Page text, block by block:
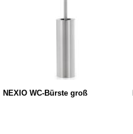
NEXIO WC-Bürste groß